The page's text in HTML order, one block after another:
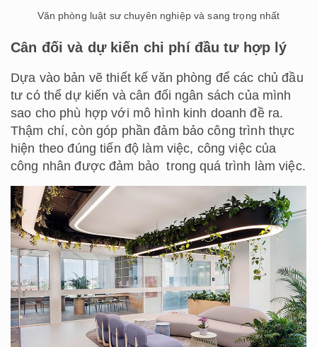
Văn phòng luật sư chuyên nghiệp và sang trọng nhất
Cân đối và dự kiến chi phí đầu tư hợp lý
Dựa vào bản vẽ thiết kế văn phòng để các chủ đầu
tư có thể dự kiến và cân đối ngân sách của mình
sao cho phù hợp với mô hình kinh doanh đề ra.
Thậm chí, còn góp phần đảm bảo công trình thực
hiện theo đúng tiến độ làm việc, công việc của
công nhân được đảm bảo trong quá trình làm việc.